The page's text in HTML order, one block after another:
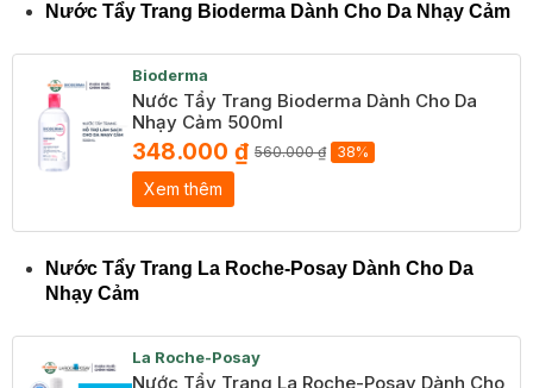
Nước Tẩy Trang Bioderma Dành Cho Da Nhạy Cảm
Bioderma
Nước Tẩy Trang Bioderma Dành Cho Da
Nhạy Cảm 500ml
348.000 ₫ 560.000 ₫ 38%
Xem thêm
Nước Tẩy Trang La Roche-Posay Dành Cho Da
Nhạy Cảm
La Roche-Posay
Nước Tẩy Trang La Roche-Posay Dành Cho